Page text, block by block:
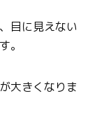
目に見えない
。
大きくなりま